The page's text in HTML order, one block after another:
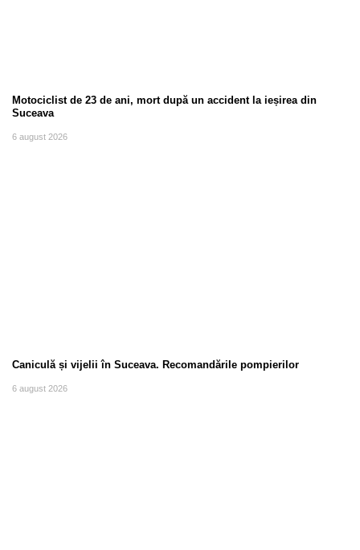
Motociclist de 23 de ani, mort după un accident la ieșirea din
Suceava
6 august 2026
Caniculă și vijelii în Suceava. Recomandările pompierilor
6 august 2026